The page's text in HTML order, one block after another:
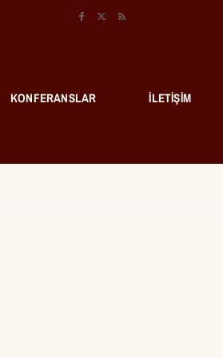
KONFERANSLAR İLETIŞIM